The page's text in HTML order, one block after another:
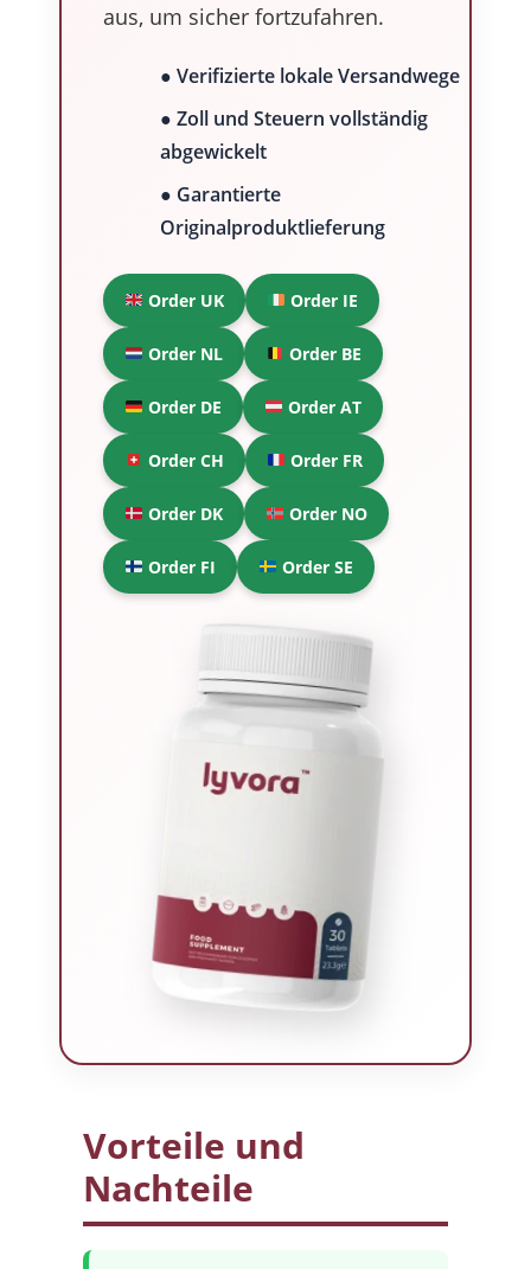
aus, um sicher fortzufahren.
● Verifizierte lokale Versandwege
● Zoll und Steuern vollständig
abgewickelt
● Garantierte
Originalproduktlieferung
Order UK Order IE
Order NL Order BE
Order DE Order AT
Order CH Order FR
Order DK Order NO
Order FI Order SE
Vorteile und
Nachteile